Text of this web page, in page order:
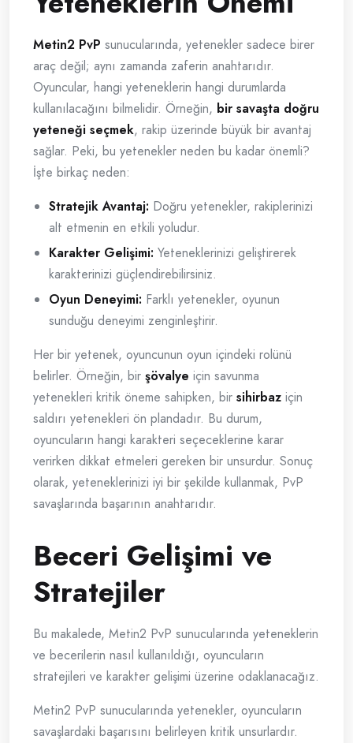
Metin2 PvP sunucularında, yetenekler sadece birer
araç değil; aynı zamanda zaferin anahtarıdır.
Oyuncular, hangi yeteneklerin hangi durumlarda
kullanılacağını bilmelidir. Örneğin, bir savaşta doğru
yeteneği seçmek, rakip üzerinde büyük bir avantaj
sağlar. Peki, bu yetenekler neden bu kadar önemli?
İşte birkaç neden:
Stratejik Avantaj: Doğru yetenekler, rakiplerinizi
alt etmenin en etkili yoludur.
Karakter Gelişimi: Yeteneklerinizi geliştirerek
karakterinizi güçlendirebilirsiniz.
Oyun Deneyimi: Farklı yetenekler, oyunun
sunduğu deneyimi zenginleştirir.
Her bir yetenek, oyuncunun oyun içindeki rolünü
belirler. Örneğin, bir şövalye için savunma
yetenekleri kritik öneme sahipken, bir sihirbaz için
saldırı yetenekleri ön plandadır. Bu durum,
oyuncuların hangi karakteri seçeceklerine karar
verirken dikkat etmeleri gereken bir unsurdur. Sonuç
olarak, yeteneklerinizi iyi bir şekilde kullanmak, PvP
savaşlarında başarının anahtarıdır.
Beceri Gelişimi ve
Stratejiler
Bu makalede, Metin2 PvP sunucularında yeteneklerin
ve becerilerin nasıl kullanıldığı, oyuncuların
stratejileri ve karakter gelişimi üzerine odaklanacağız.
Metin2 PvP sunucularında yetenekler, oyuncuların
savaşlardaki başarısını belirleyen kritik unsurlardır.